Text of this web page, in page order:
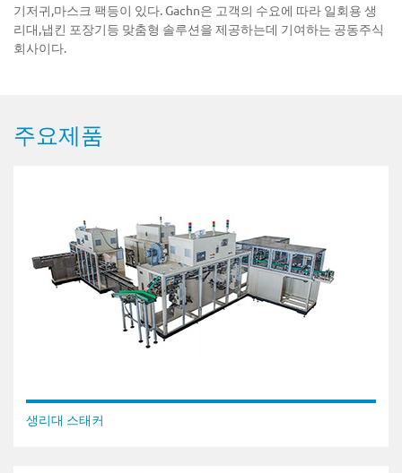
기저귀,마스크 팩등이 있다. Gachn은 고객의 수요에 따라 일회용 생
리대,냅킨 포장기등 맞춤형 솔루션을 제공하는데 기여하는 공동주식
회사이다.
주요제품
생리대 스태커